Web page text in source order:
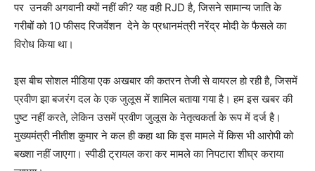
पर उनकी अगवानी क्यों नहीं की? यह वही RJD है, जिसने सामान्य जाति के
गरीबों को 10 फीसद रिजर्वेशन देने के प्रधानमंत्री नरेंद्र मोदी के फैसले का
विरोध किया था।
इस बीच सोशल मीडिया एक अखबार की कतरन तेजी से वायरल हो रही है, जिसमें
प्रवीण झा बजरंग दल के एक जुलूस में शामिल बताया गया है। हम इस खबर की
पुष्ट नहीं करते, लेकिन उसमें प्रवीण जुलूस के नेतृत्वकर्ता के रूप में दर्ज है।
मुख्यमंत्री नीतीश कुमार ने कल ही कहा था कि इस मामले में किस भी आरोपी को
बख्शा नहीं जाएगा। स्पीडी ट्रायल करा कर मामले का निपटारा शीघ्र कराया